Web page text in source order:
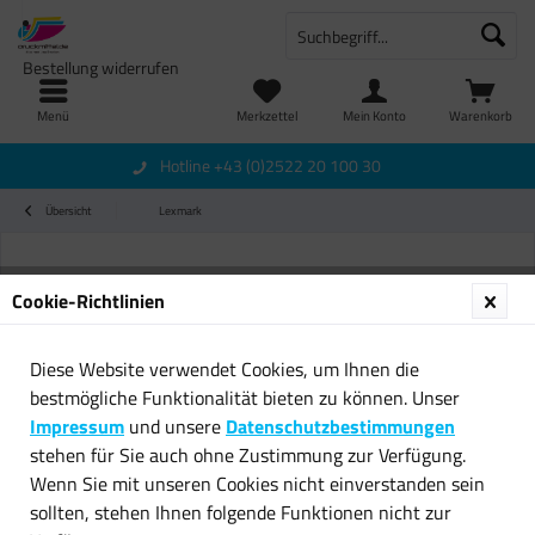
Menü Warenkorb
Merkzettel
Bestellung widerrufen
Mein Konto
Hotline +43 (0)2522 20 100 30
Übersicht Lexmark
Cookie-Richtlinien
Diese Website verwendet Cookies, um Ihnen die
bestmögliche Funktionalität bieten zu können. Unser
Impressum und unsere Datenschutzbestimmungen
stehen für Sie auch ohne Zustimmung zur Verfügung.
Wenn Sie mit unseren Cookies nicht einverstanden sein
sollten, stehen Ihnen folgende Funktionen nicht zur